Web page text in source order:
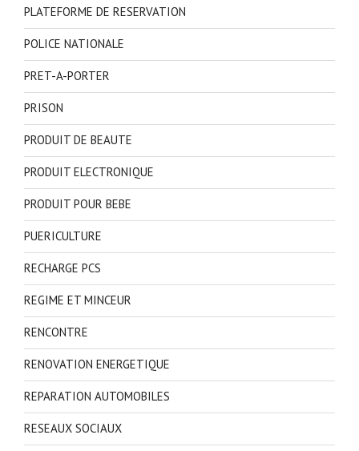
PLATEFORME DE RESERVATION
POLICE NATIONALE
PRET-A-PORTER
PRISON
PRODUIT DE BEAUTE
PRODUIT ELECTRONIQUE
PRODUIT POUR BEBE
PUERICULTURE
RECHARGE PCS
REGIME ET MINCEUR
RENCONTRE
RENOVATION ENERGETIQUE
REPARATION AUTOMOBILES
RESEAUX SOCIAUX